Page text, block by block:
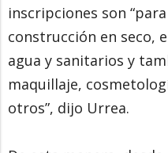
inscripciones son
construcción en seco,
agua y sanitarios y
maquillaje,
otros”, dijo Urrea.